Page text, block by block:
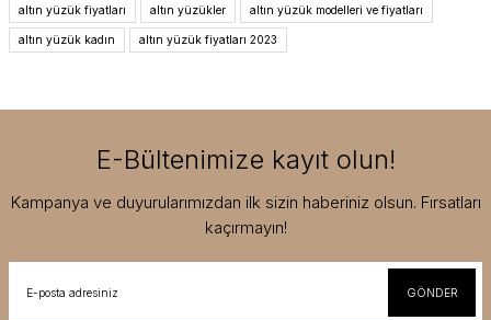
altın yüzük fiyatları altın yüzükler altın yüzük modelleri ve fiyatları
altın yüzük kadın altın yüzük fiyatları 2023
E-Bültenimize kayıt olun!
Kampanya ve duyurularımızdan ilk sizin haberiniz olsun. Fırsatları
kaçırmayın!
GÖNDER